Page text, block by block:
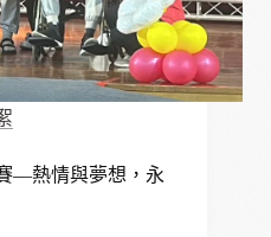
––熱情與夢想，永